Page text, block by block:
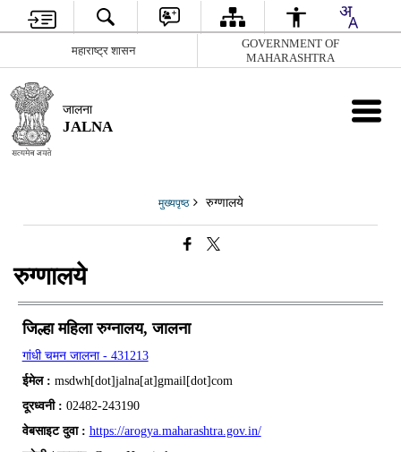
महाराष्ट्र शासन
GOVERNMENT OF
MAHARASHTRA
जालना
JALNA
मुख्यपृष्ठ रुग्णालये
रुग्णालये
जिल्हा महिला रुग्नालय, जालना
गांधी चमन जालना - 431213
ईमेल : msdwh[dot]jalna[at]gmail[dot]com
दूरध्वनी : 02482-243190
वेबसाइट दुवा : https://arogya.maharashtra.gov.in/